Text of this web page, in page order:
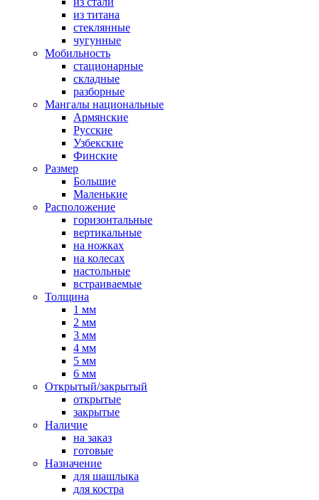
из титана
стеклянные
чугунные
Мобильность
стационарные
складные
разборные
Мангалы национальные
Армянские
Русские
Узбекские
Финские
Размер
Большие
Маленькие
Расположение
горизонтальные
вертикальные
на ножках
на колесах
настольные
встраиваемые
Толщина
1 мм
2 мм
3 мм
4 мм
5 мм
6 мм
Открытый/закрытый
открытые
закрытые
Наличие
на заказ
готовые
Назначение
для шашлыка
для костра